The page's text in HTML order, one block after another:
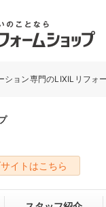
ム事例を探す
ン
粧室
ォームショップ
ション専門のLIXILリフォ
イトはこちら